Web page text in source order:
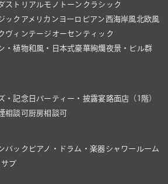
ストリアルモノトーン クラシック
ック アメリカン ヨーロピアン 西海岸風北欧風
ヴィンテージ オーセンティック
・植物和風・日本式豪華絢爛夜景・ビル群
・記念日 パーティー・披露宴路面店（1階）
相談可 厨房相談可
バック ピアノ・ドラム・楽器シャワールーム
ブ